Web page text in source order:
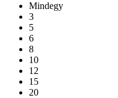
Mindegy
3
5
6
8
10
12
15
20